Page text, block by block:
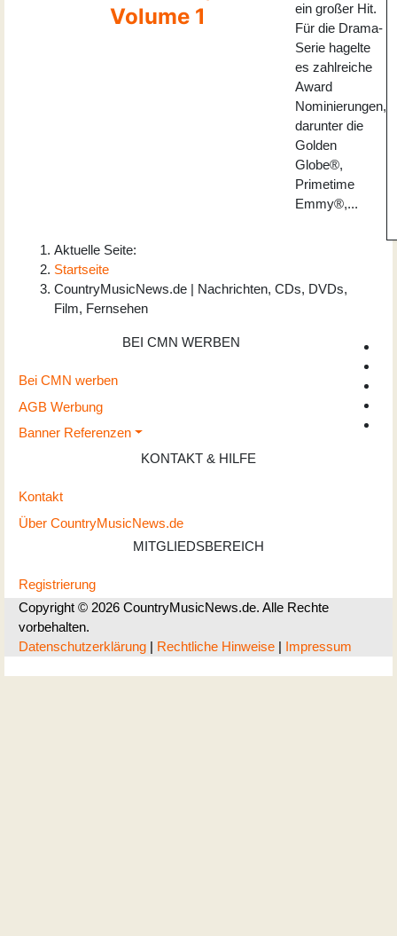
Volume 1
ein großer Hit.
Für die Drama-
Serie hagelte
es zahlreiche
Award
Nominierungen,
darunter die
Golden
Globe®,
Primetime
Emmy®,...
Aktuelle Seite:
Startseite
CountryMusicNews.de | Nachrichten, CDs, DVDs,
Film, Fernsehen
BEI CMN WERBEN
Bei CMN werben
AGB Werbung
Banner Referenzen
KONTAKT & HILFE
Kontakt
Über CountryMusicNews.de
MITGLIEDSBEREICH
Registrierung
Copyright © 2026 CountryMusicNews.de. Alle Rechte
vorbehalten.
Datenschutzerklärung | Rechtliche Hinweise | Impressum